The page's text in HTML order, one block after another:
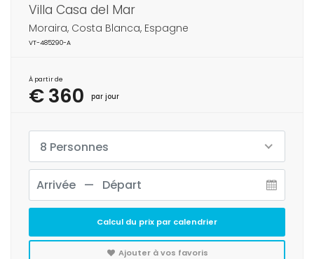
Villa Casa del Mar
Moraira, Costa Blanca, Espagne
VT-485290-A
À partir de
€ 360 par jour
8 Personnes
Calcul du prix par calendrier
Ajouter à vos favoris